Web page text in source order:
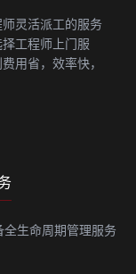
灵活派工的服务
工程师上门服
用省，效率快，
全生命周期管理服务